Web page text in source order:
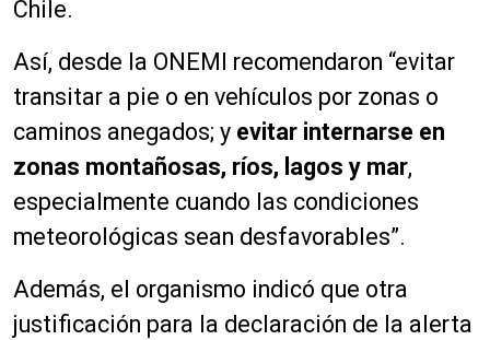
Chile.
Así, desde la ONEMI recomendaron “evitar
transitar a pie o en vehículos por zonas o
caminos anegados; y evitar internarse en
zonas montañosas, ríos, lagos y mar,
especialmente cuando las condiciones
meteorológicas sean desfavorables”.
Además, el organismo indicó que otra
justificación para la declaración de la alerta